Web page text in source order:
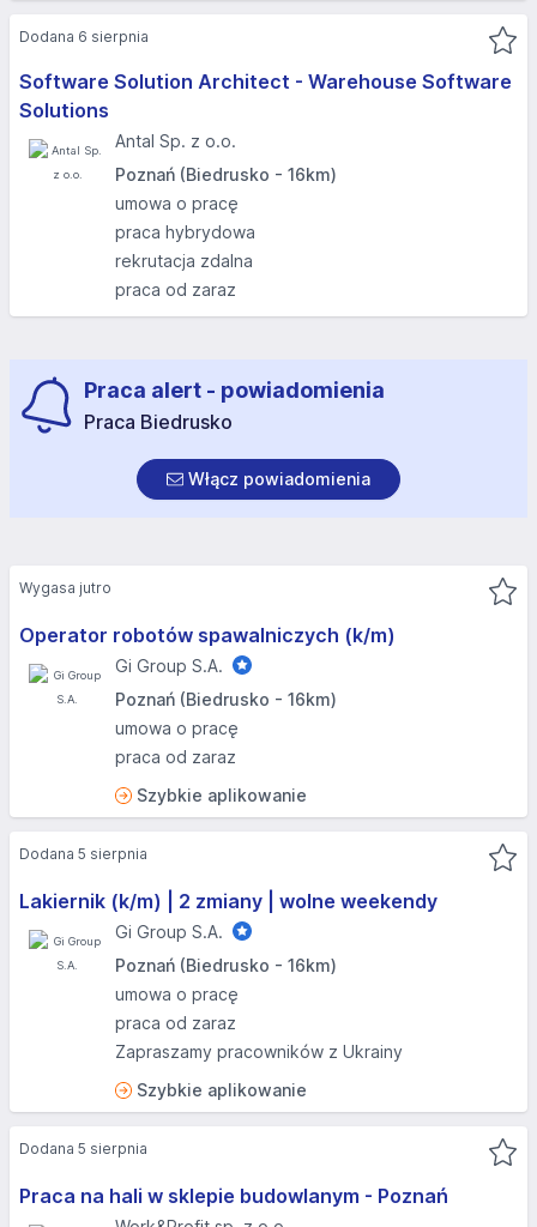
Software Solution Architect - Warehouse Software
Solutions
Antal Sp. z o.o.
Poznań (Biedrusko - 16km)
umowa o pracę
praca hybrydowa
rekrutacja zdalna
praca od zaraz
Dodana 6 sierpnia
Praca alert - powiadomienia
Praca Biedrusko
Włącz powiadomienia
Operator robotów spawalniczych (k/m)
Gi Group S.A.
Poznań (Biedrusko - 16km)
umowa o pracę
praca od zaraz
Szybkie aplikowanie
Wygasa jutro
Lakiernik (k/m) | 2 zmiany | wolne weekendy
Gi Group S.A.
Poznań (Biedrusko - 16km)
umowa o pracę
praca od zaraz
Zapraszamy pracowników z Ukrainy
Szybkie aplikowanie
Dodana 5 sierpnia
Praca na hali w sklepie budowlanym - Poznań
Dodana 5 sierpnia